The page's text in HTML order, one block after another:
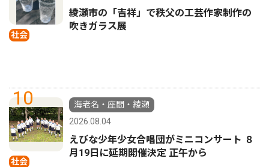
社会
綾瀬市の「吉祥」で秩父の工芸作家制作の
吹きガラス展
10
社会
海老名・座間・綾瀬
2026.08.04
えびな少年少女合唱団がミニコンサート ８
月19日に延期開催決定 正午から